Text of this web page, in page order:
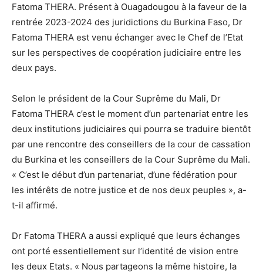
Fatoma THERA. Présent à Ouagadougou à la faveur de la
rentrée 2023-2024 des juridictions du Burkina Faso, Dr
Fatoma THERA est venu échanger avec le Chef de l’Etat
sur les perspectives de coopération judiciaire entre les
deux pays.
Selon le président de la Cour Suprême du Mali, Dr
Fatoma THERA c’est le moment d’un partenariat entre les
deux institutions judiciaires qui pourra se traduire bientôt
par une rencontre des conseillers de la cour de cassation
du Burkina et les conseillers de la Cour Suprême du Mali.
« C’est le début d’un partenariat, d’une fédération pour
les intérêts de notre justice et de nos deux peuples », a-
t-il affirmé.
Dr Fatoma THERA a aussi expliqué que leurs échanges
ont porté essentiellement sur l’identité de vision entre
les deux Etats. « Nous partageons la même histoire, la